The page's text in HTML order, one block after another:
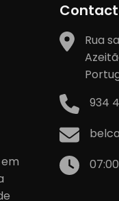
Rua
934